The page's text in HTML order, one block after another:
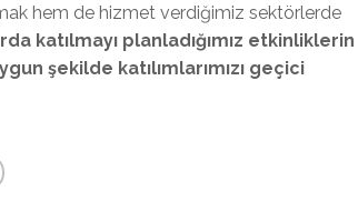
hem de hizmet verdiğimiz sektörlerde
katılmayı planladığımız etkinliklerin
şekilde katılımlarımızı geçici